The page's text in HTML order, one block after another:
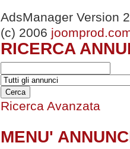
AdsManager Version
(c) 2006
RICERCA
Ricerca Avanzata
MENU'